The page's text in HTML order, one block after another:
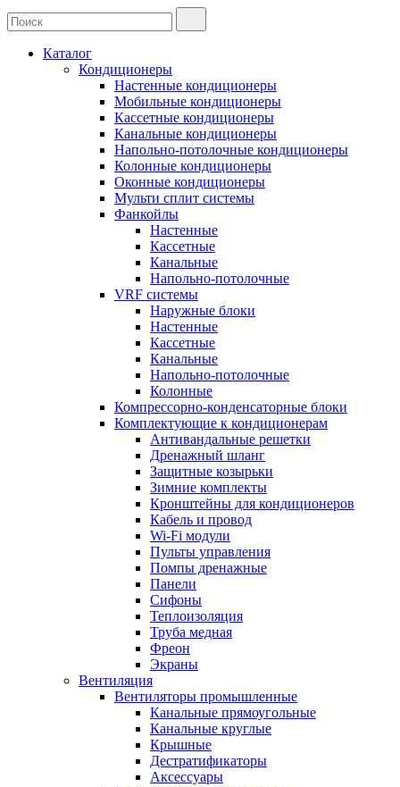
Каталог
Кондиционеры
Настенные кондиционеры
Мобильные кондиционеры
Кассетные кондиционеры
Канальные кондиционеры
Напольно-потолочные кондиционеры
Колонные кондиционеры
Оконные кондиционеры
Мульти сплит системы
Фанкойлы
Настенные
Кассетные
Канальные
Напольно-потолочные
VRF системы
Наружные блоки
Настенные
Кассетные
Канальные
Напольно-потолочные
Колонные
Компрессорно-конденсаторные блоки
Комплектующие к кондиционерам
Антивандальные решетки
Дренажный шланг
Защитные козырьки
Зимние комплекты
Кронштейны для кондиционеров
Кабель и провод
Wi-Fi модули
Пульты управления
Помпы дренажные
Панели
Сифоны
Теплоизоляция
Труба медная
Фреон
Экраны
Вентиляция
Вентиляторы промышленные
Канальные прямоугольные
Канальные круглые
Крышные
Дестратификаторы
Аксессуары